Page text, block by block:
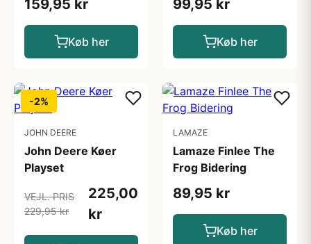
159,95 kr
Køb her
99,95 kr
Køb her
-2%
JOHN DEERE
John Deere Køer
Playset
VEJL. PRIS
229,95 kr
225,00
kr
LAMAZE
Lamaze Finlee The
Frog Bidering
89,95 kr
Køb her